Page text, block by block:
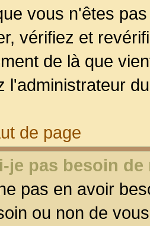
vous n'êtes
vérifiez et
de là que
l'administrateur
de page
je pas besoin
pas en avoir
ou non de